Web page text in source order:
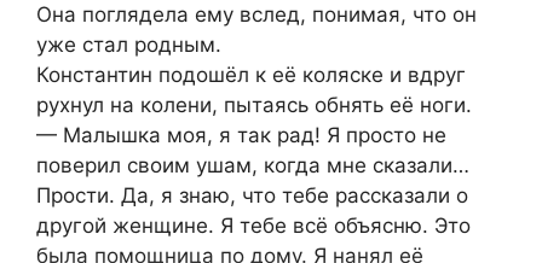
Она поглядела ему вслед, понимая, что он
уже стал родным.
Константин подошёл к её коляске и вдруг
рухнул на колени, пытаясь обнять её ноги.
— Малышка моя, я так рад! Я просто не
поверил своим ушам, когда мне сказали…
Прости. Да, я знаю, что тебе рассказали о
другой женщине. Я тебе всё объясню. Это
была помощница по дому. Я нанял её